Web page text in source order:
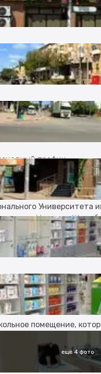
ещё 4 фото
Экспресс.
трафик.
Университета
им. Магжана
№46
№3
которая составляет
помещение,
окна, что дает